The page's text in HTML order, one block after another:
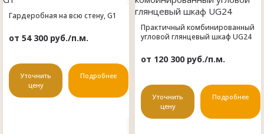
Гардеробная на всю стену, G1
от 54 300 руб./п.м.
Уточнить
цену
Подробнее
Практичный комбинированный
угловой глянцевый шкаф UG24
от 120 300 руб./п.м.
Уточнить
цену
Подробнее